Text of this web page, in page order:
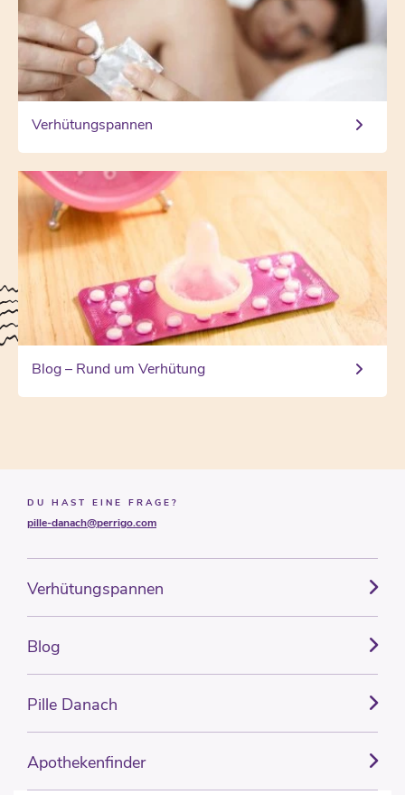
Verhütungspannen
Blog – Rund um Verhütung
DU HAST EINE FRAGE?
pille-danach@perrigo.com
Verhütungspannen
Blog
Pille Danach
Apothekenfinder